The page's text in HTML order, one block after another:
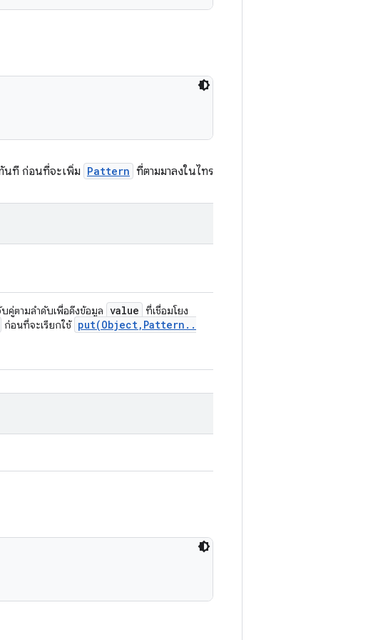
นที ก่อนที่จะเพิ่ม Pattern ที่ตามมาลงในไทร
คู่ตามลำดับเพื่อดึงข้อมูล value ที่เชื่อมโยง
ก่อนที่จะเรียกใช้ put(Object, Pattern . .